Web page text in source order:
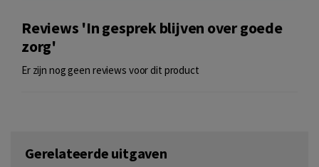
Reviews 'In gesprek blijven over goede
zorg'
Er zijn nog geen reviews voor dit product
Gerelateerde uitgaven